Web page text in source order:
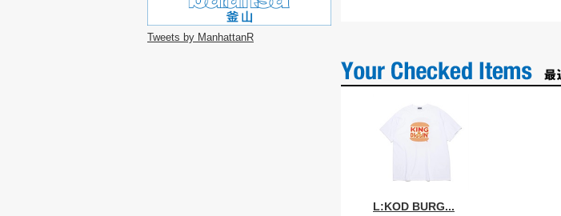
Tweets by ManhattanR
L:KOD BURG...